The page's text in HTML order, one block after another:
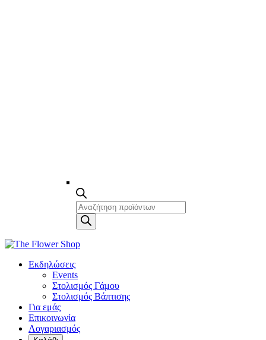
Products
search
Εκδηλώσεις
Events
Στολισμός Γάμου
Στολισμός Βάπτισης
Για εμάς
Επικοινωνία
Λογαριασμός